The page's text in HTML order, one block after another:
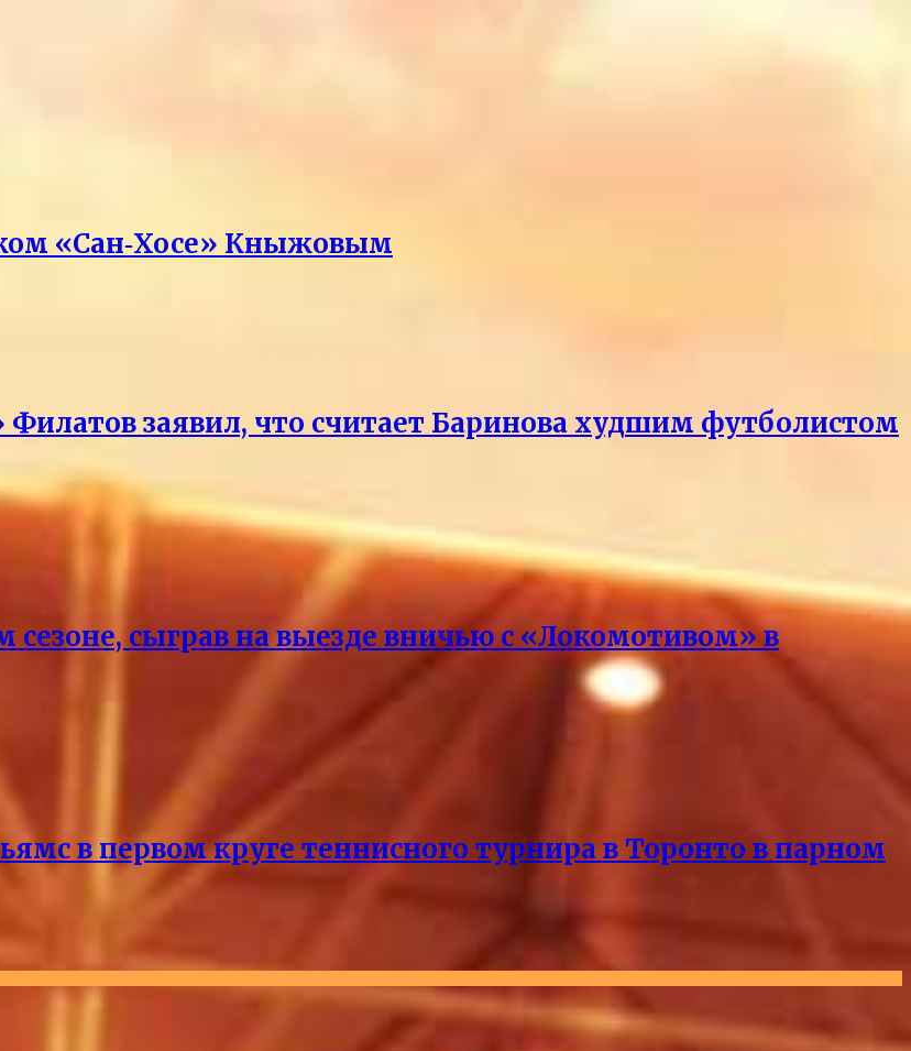
«Сан‑Хосе» Кныжовым
Филатов заявил, что считает Баринова худшим футболистом
сыграв на выезде вничью с «Локомотивом» в
в первом круге теннисного турнира в Торонто в парном